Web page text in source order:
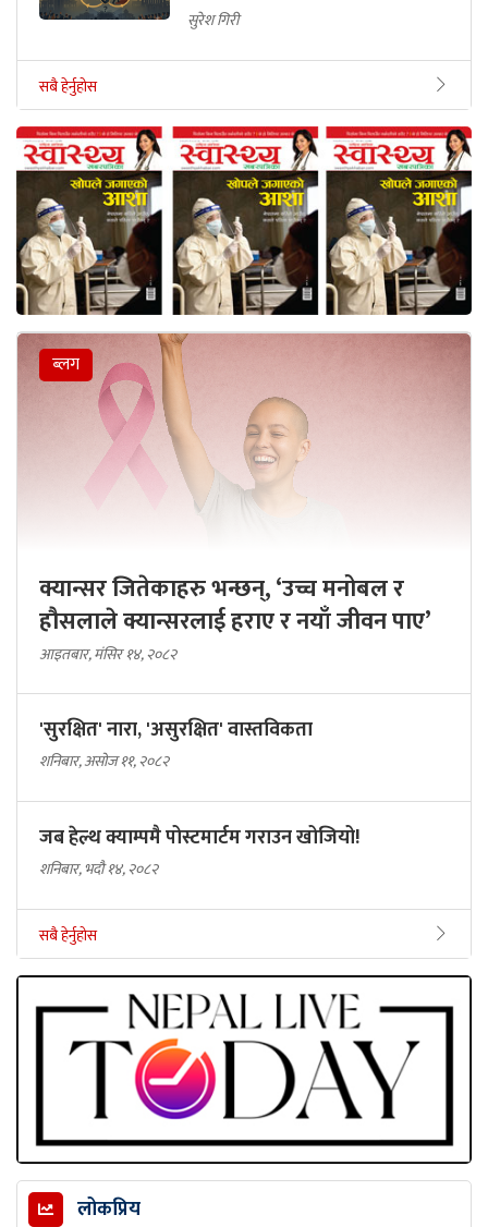
सुरेश गिरी
सबै हेर्नुहोस
ब्लग
क्यान्सर जितेकाहरु भन्छन्, ‘उच्च मनोबल र
हौसलाले क्यान्सरलाई हराए र नयाँ जीवन पाए’
आइतबार, मंसिर १४, २०८२
'सुरक्षित' नारा, 'असुरक्षित' वास्तविकता
शनिबार, असोज ११, २०८२
जब हेल्थ क्याम्पमै पोस्टमार्टम गराउन खोजियो!
शनिबार, भदौ १४, २०८२
सबै हेर्नुहोस
लोकप्रिय